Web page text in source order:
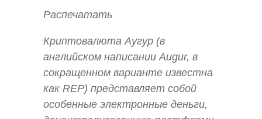
Распечатать
Криптовалюта Аугур (в
английском написании Augur, в
сокращенном варианте известна
как REP) представляет собой
особенные электронные деньги,